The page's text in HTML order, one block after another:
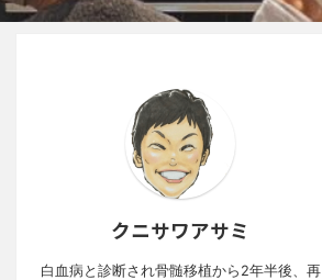
クニサワアサミ
白血病と診断され骨髄移植から2年半後、再